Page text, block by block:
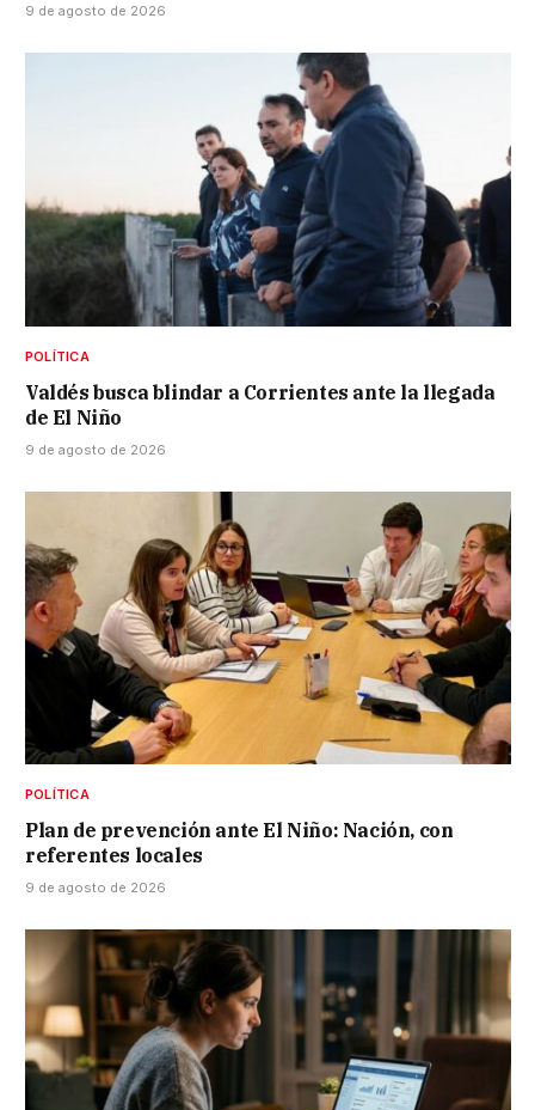
9 de agosto de 2026
POLÍTICA
Valdés busca blindar a Corrientes ante la llegada
de El Niño
9 de agosto de 2026
POLÍTICA
Plan de prevención ante El Niño: Nación, con
referentes locales
9 de agosto de 2026